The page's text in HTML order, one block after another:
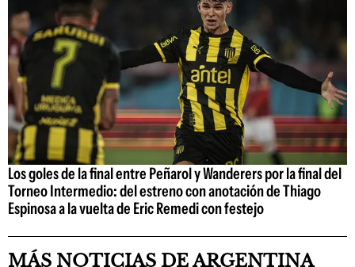
Los goles de la final entre Peñarol y Wanderers por la final del
Torneo Intermedio: del estreno con anotación de Thiago
Espinosa a la vuelta de Eric Remedi con festejo
MÁS NOTICIAS DE ARGENTINA